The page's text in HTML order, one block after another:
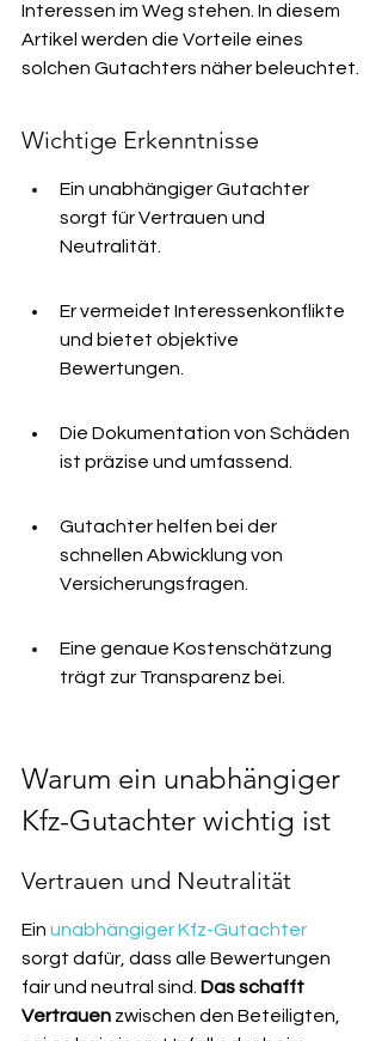
Interessen im Weg stehen. In diesem
Artikel werden die Vorteile eines
solchen Gutachters näher beleuchtet.
Wichtige Erkenntnisse
Ein unabhängiger Gutachter
sorgt für Vertrauen und
Neutralität.
Er vermeidet Interessenkonflikte
und bietet objektive
Bewertungen.
Die Dokumentation von Schäden
ist präzise und umfassend.
Gutachter helfen bei der
schnellen Abwicklung von
Versicherungsfragen.
Eine genaue Kostenschätzung
trägt zur Transparenz bei.
Warum ein unabhängiger
Kfz-Gutachter wichtig ist
Vertrauen und Neutralität
Ein unabhängiger Kfz-Gutachter
sorgt dafür, dass alle Bewertungen
fair und neutral sind. Das schafft
Vertrauen zwischen den Beteiligten,